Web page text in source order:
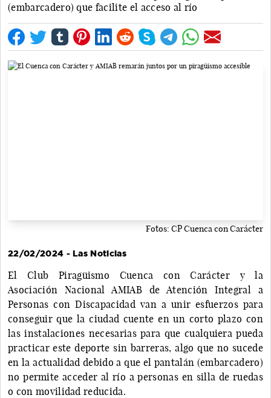
(embarcadero) que facilite el acceso al río
Fotos: CP Cuenca con Carácter
22/02/2024 - Las Noticias
El Club Piragüismo Cuenca con Carácter y la
Asociación Nacional AMIAB de Atención Integral a
Personas con Discapacidad van a unir esfuerzos para
conseguir que la ciudad cuente en un corto plazo con
las instalaciones necesarias para que cualquiera pueda
practicar este deporte sin barreras, algo que no sucede
en la actualidad debido a que el pantalán (embarcadero)
no permite acceder al río a personas en silla de ruedas
o con movilidad reducida.